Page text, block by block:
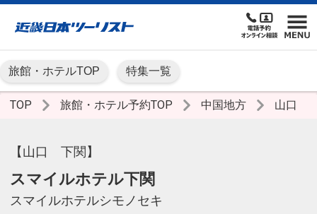
旅館・ホテルTOP 特集一覧
TOP 旅館・ホテル予約TOP 中国地方 山口
【山口 下関】
スマイルホテル下関
スマイルホテルシモノセキ